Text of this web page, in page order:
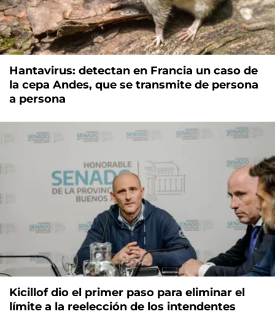
Hantavirus: detectan en Francia un caso de
la cepa Andes, que se transmite de persona
a persona
Kicillof dio el primer paso para eliminar el
límite a la reelección de los intendentes